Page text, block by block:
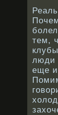
тем,
люди
еще и